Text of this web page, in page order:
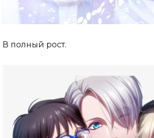
В полный рост.